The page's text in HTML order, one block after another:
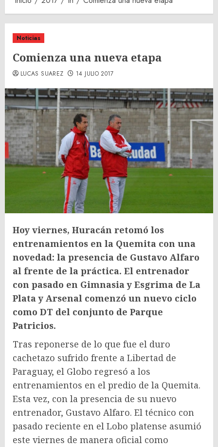
Noticias
Comienza una nueva etapa
LUCAS SUAREZ 14 JULIO 2017
Hoy viernes, Huracán retomó los
entrenamientos en la Quemita con una
novedad: la presencia de Gustavo Alfaro
al frente de la práctica. El entrenador
con pasado en Gimnasia y Esgrima de La
Plata y Arsenal comenzó un nuevo ciclo
como DT del conjunto de Parque
Patricios.
Tras reponerse de lo que fue el duro
cachetazo sufrido frente a Libertad de
Paraguay, el Globo regresó a los
entrenamientos en el predio de la Quemita.
Esta vez, con la presencia de su nuevo
entrenador, Gustavo Alfaro. El técnico con
pasado reciente en el Lobo platense asumió
este viernes de manera oficial como